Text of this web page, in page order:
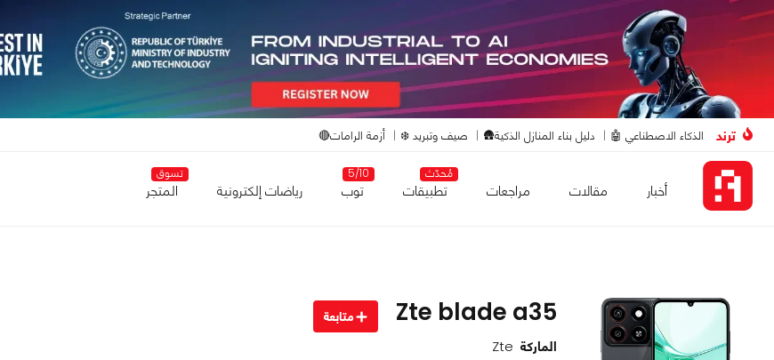
ترند الذكاء الاصطناعي 🤖 دليل بناء المنازل الذكية🛖 صيف وتبريد ❄️ أزمة الرامات🔴
أخبار مقالات مراجعات
مُحدّث
تطبيقات
5/10
توب رياضات إلكترونية
تسوق
المتجر
Zte blade a35 متابعة
الماركة Zte